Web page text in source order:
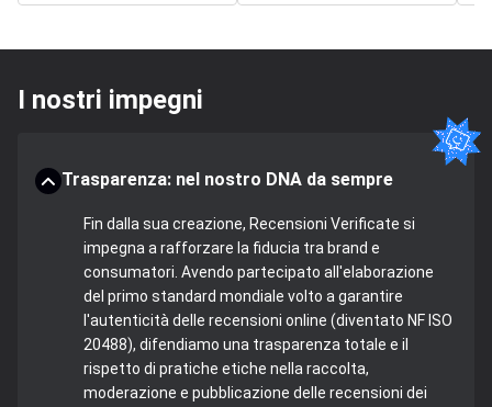
I nostri impegni
Trasparenza: nel nostro DNA da sempre
Fin dalla sua creazione, Recensioni Verificate si
impegna a rafforzare la fiducia tra brand e
consumatori. Avendo partecipato all'elaborazione
del primo standard mondiale volto a garantire
l'autenticità delle recensioni online (diventato NF ISO
20488), difendiamo una trasparenza totale e il
rispetto di pratiche etiche nella raccolta,
moderazione e pubblicazione delle recensioni dei